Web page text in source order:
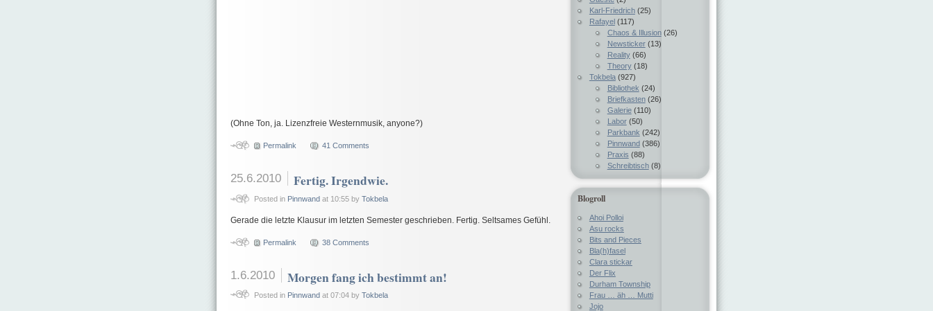
(Ohne Ton, ja. Lizenzfreie Westernmusik, anyone?)
Permalink 41 Comments
25.6.2010 Fertig. Irgendwie.
Posted in Pinnwandat 10:55 by Tokbela
Gerade die letzte Klausur im letzten Semester geschrieben. Fertig. Seltsames Gefühl.
Permalink 38 Comments
1.6.2010 Morgen fang ich bestimmt an!
Posted in Pinnwand at 07:04 by Tokbela
Karl-Friedrich(25)
Rafayel(117)
Chaos & Illusion(26)
Newsticker(13)
Reality(66)
Theory(18)
Tokbela(927)
Bibliothek (24)
Briefkasten(26)
Galerie(110)
Labor(50)
Parkbank (242)
Pinnwand(386)
Praxis (88)
Schreibtisch(8)
Blogroll
Ahoi Polloi
Asu rocks
Bits and Pieces
Bla(h)fasel
Clara stickar
Der Flix
Durham Township
Frau … äh … Mutti
Jojo